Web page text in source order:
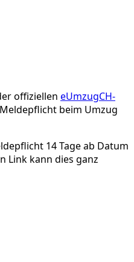
offiziellen eUmzugCH-
beim Umzug
14 Tage ab Datum
Link kann dies ganz